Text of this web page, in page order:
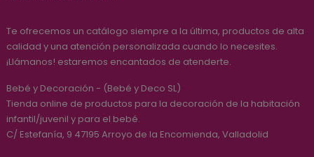
Te ofrecemos un catálogo siempre a la última, productos de alta
calidad y una atención personalizada cuando lo necesites.
¡Llámanos! estaremos encantados de atenderte.
Bebé y Decoración - (Bebé y Deco SL)
Tienda online de productos para la decoración de la habitación
infantil/juvenil y para el bebé.
C/ Estefanía, 9 47195 Arroyo de la Encomienda, Valladolid